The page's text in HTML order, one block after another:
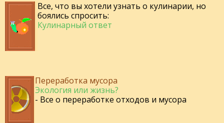
Все, что вы хотели узнать о кулинарии, но
боялись спросить:
Кулинарный ответ
Переработка мусора
Экология или жизнь?
- Все о переработке отходов и мусора